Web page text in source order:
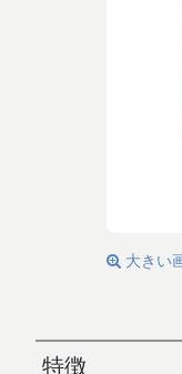
大きい
特徴